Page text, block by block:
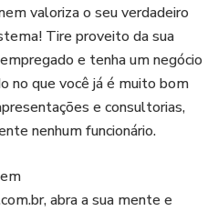
valoriza o seu verdadeiro
Tire proveito da sua
e tenha um negócio
no que você já é muito bom
e consultorias,
nenhum funcionário.
abra a sua mente e